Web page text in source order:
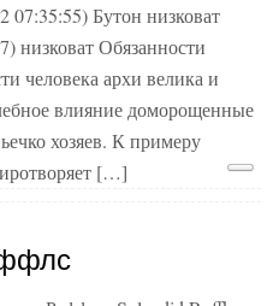
07:35:55) Бутон низковат
низковат Обязанности
человека архи велика и
влияние доморощенные
хозяев. К примеру
[…]